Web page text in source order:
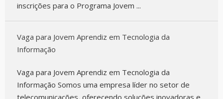
inscrições para o Programa Jovem ...
Vaga para Jovem Aprendiz em Tecnologia da
Informação
Vaga para Jovem Aprendiz em Tecnologia da
Informação Somos uma empresa líder no setor de
telecomunicações, oferecendo soluções inovadoras e